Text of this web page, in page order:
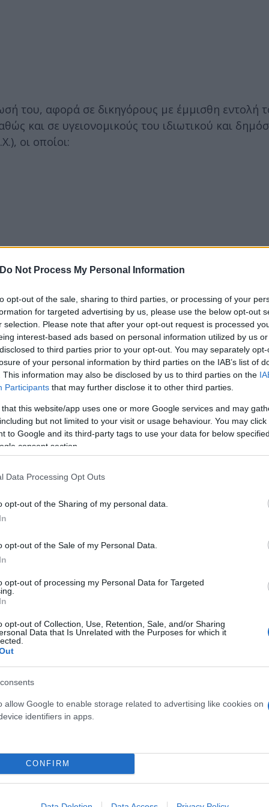
Do Not Process My Personal Information
opt-out of the sale, sharing to third parties, or processing of your
for targeted advertising by us, please use the below opt-out
selection. Please note that after your opt-out request is processed
interest-based ads based on personal information utilized by us
to third parties prior to your opt-out. You may separately
of your personal information by third parties on the IAB’s list of
This information may also be disclosed by us to third parties on the
Participants that may further disclose it to other third parties.
that this website/app uses one or more Google services and may
but not limited to your visit or usage behaviour. You may
to Google and its third-party tags to use your data for below
consent section.
Data Processing Opt Outs
opt-out of the Sharing of my personal data.
opt-out of the Sale of my Personal Data.
opt-out of processing my Personal Data for Targeted
opt-out of Collection, Use, Retention, Sale, and/or Sharing
Data that Is Unrelated with the Purposes for which it
allow Google to enable storage related to advertising like cookies on
identifiers in apps.
CONFIRM
του, αφορά σε δικηγόρους με έμμισθη εντολή
και σε υγειονομικούς του ιδιωτικού και
οι οποίοι:
υπηρεσίας, μέχρι 27/06/2023 και
e-ΕΦΚΑ βεβαιωμένη στο ΚΕΑΟ.
ποσό, που θα πιστωθεί στους τραπεζικούς
ευρώ.
την επεξεργασία των αιτήσεων των λοιπών
και μετέπειτα, προκειμένου τα αντίστοιχα
Flash.grστην αναζήτηση της